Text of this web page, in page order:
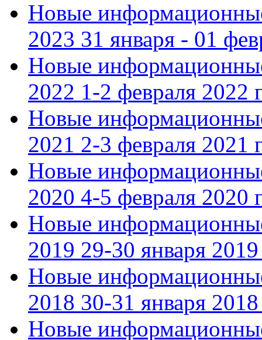
Новые
2023 31 января - 01
Новые
2022 1-2 февраля 2022
Новые
2021 2-3 февраля 2021
Новые
2020 4-5 февраля 2020
Новые
2019 29-30 января 2019
Новые
2018 30-31 января 2018
Новые